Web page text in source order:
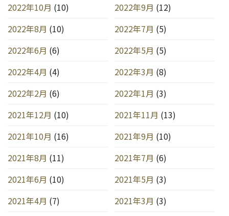
2022年10月 (10) 2022年9月 (12)
2022年8月 (10) 2022年7月 (5)
2022年6月 (6) 2022年5月 (5)
2022年4月 (4) 2022年3月 (8)
2022年2月 (6) 2022年1月 (3)
2021年12月 (10) 2021年11月 (13)
2021年10月 (16) 2021年9月 (10)
2021年8月 (11) 2021年7月 (6)
2021年6月 (10) 2021年5月 (3)
2021年4月 (7) 2021年3月 (3)